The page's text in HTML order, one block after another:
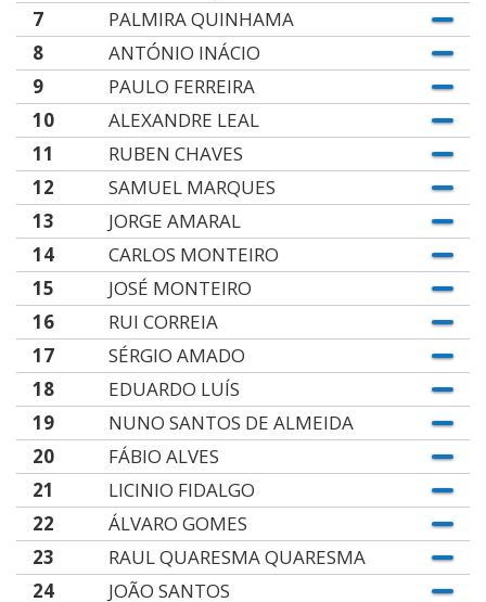
7
PALMIRA QUINHAMA
8
ANTÓNIO INÁCIO
9
PAULO FERREIRA
10
ALEXANDRE LEAL
11
RUBEN CHAVES
12
SAMUEL MARQUES
13
JORGE AMARAL
14
CARLOS MONTEIRO
15
JOSÉ MONTEIRO
16
RUI CORREIA
17
SÉRGIO AMADO
18
EDUARDO LUÍS
19
NUNO SANTOS DE ALMEIDA
20
FÁBIO ALVES
21
LICINIO FIDALGO
22
ÁLVARO GOMES
23
RAUL QUARESMA QUARESMA
24
JOÃO SANTOS